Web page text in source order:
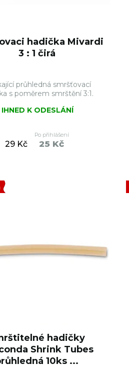
hadička Mivardi
3 : 1 čirá
průhledná smršťovací
s poměrem smrštění 3:1.
IHNED K ODESLÁNÍ
29 Kč
Po přihlášení
25 Kč
hadičky
Shrink Tubes
10ks ...